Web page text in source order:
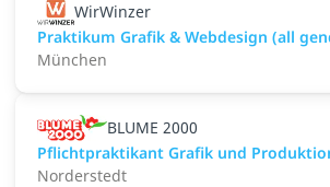
WirWinzer
Praktikum Grafik & Webdesign (all
München
BLUME 2000
Pflichtpraktikant Grafik und
Norderstedt